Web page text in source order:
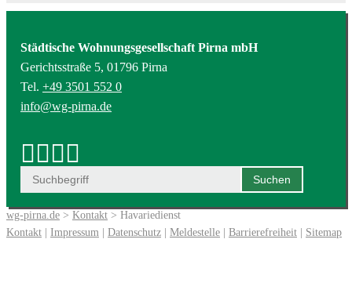
Städtische Wohnungsgesellschaft Pirna mbH
Gerichtsstraße 5, 01796 Pirna
Tel. +49 3501 552 0
info@wg-pirna.de
wg-pirna.de > Kontakt > Havariedienst
Kontakt | Impressum | Datenschutz | Meldestelle | Barrierefreiheit | Sitemap